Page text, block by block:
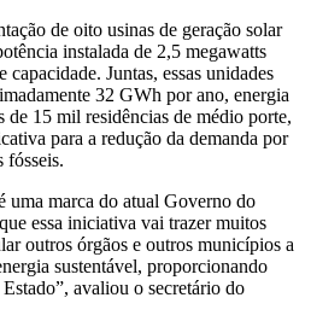
de oito usinas de geração solar
instalada de 2,5 megawatts
Juntas, essas unidades
32 GWh por ano, energia
de 15 mil residências de médio porte,
para a redução da demanda por
fósseis.
uma marca do atual Governo do
essa iniciativa vai trazer muitos
outros órgãos e outros municípios a
sustentável, proporcionando
avaliou o secretário do